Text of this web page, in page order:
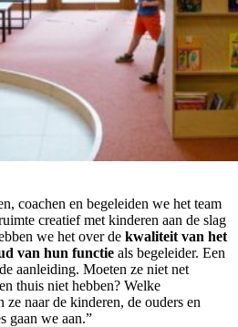
coachen en begeleiden we het team
creatief met kinderen aan de slag
we het over de kwaliteit van het
van hun functie als begeleider. Een
aanleiding. Moeten ze niet net
thuis niet hebben? Welke
naar de kinderen, de ouders en
gaan we aan.”